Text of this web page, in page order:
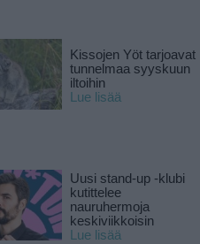
Kissojen Yöt tarjoavat
tunnelmaa syyskuun
iltoihin
Lue lisää
Uusi stand-up -klubi
kutittelee
nauruhermoja
keskiviikkoisin
Lue lisää